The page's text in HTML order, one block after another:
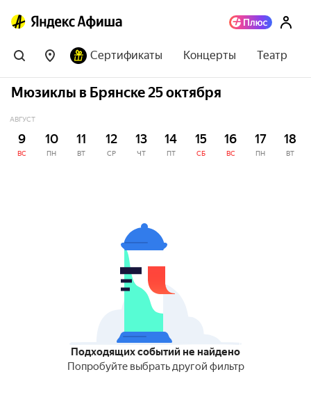
Сертификаты Концерты Театр
Мюзиклы в Брянске 25 октября
АВГУСТ
9
ВС
10
ПН
11
ВТ
12
СР
13
ЧТ
14
ПТ
15
СБ
16
ВС
17
ПН
18
ВТ
Подходящих событий не найдено
Попробуйте выбрать другой фильтр